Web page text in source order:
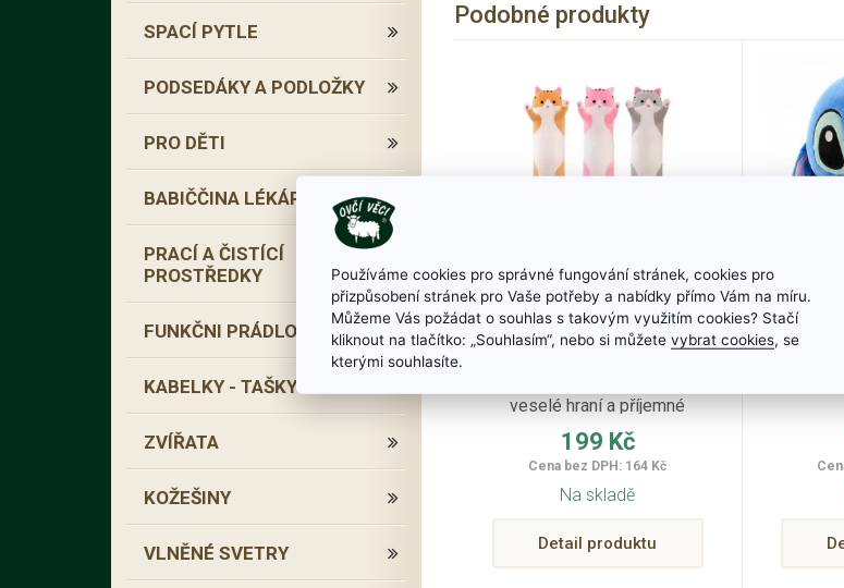
SPACÍ PYTLE
PODSEDÁKY A PODLOŽKY
PRO DĚTI
BABIČČINA LÉKÁRNA
PRACÍ A ČISTÍCÍ
PROSTŘEDKY
FUNKČNI PRÁDLO
KABELKY - TAŠKY
ZVÍŘATA
KOŽEŠINY
VLNĚNÉ SVETRY
Podobné produkty
Plyšový polštář
dlouhá kočka 50 cm
veselé hraní a příjemné
usínání vašich dětí.
Roztomilá kočička jim bude
velikým kamarádem ve dne
i v noci, doma i na cestách.
199 Kč
Cena bez DPH: 164 Kč
Na skladě
Detail produktu
Používáme cookies pro správné fungování stránek, cookies pro
přizpůsobení stránek pro Vaše potřeby a nabídky přímo Vám na míru.
Můžeme Vás požádat o souhlas s takovým využitím cookies? Stačí
kliknout na tlačítko: „Souhlasím“, nebo si můžete vybrat cookies, se
kterými souhlasíte.